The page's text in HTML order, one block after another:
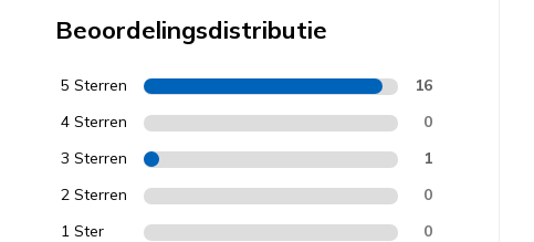
Beoordelingsdistributie
5 Sterren 16
4 Sterren 0
3 Sterren 1
2 Sterren 0
1 Ster 0